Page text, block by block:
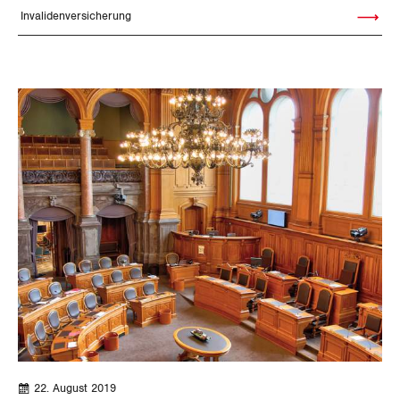
Nidwalden
Obwalden
Schaffhausen
Schwyz
St. Gallen-Appenzell
Solothurn
Tessin
Invalidenversicherung
22. August 2019